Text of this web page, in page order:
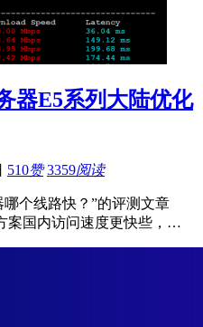
器E5系列大陆优化
510赞 3359阅读
哪个线路快？”的评测文章
案国内访问速度更快些，…